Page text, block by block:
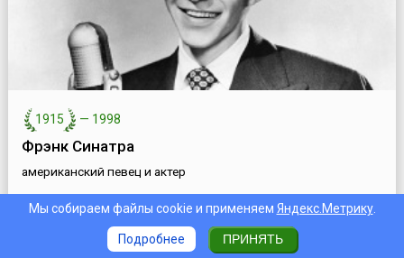
1915 — 1998
Фрэнк Синатра
американский певец и актер
Мы собираем файлы cookie и применяем Яндекс.Метрику.
Подробнее ПРИНЯТЬ